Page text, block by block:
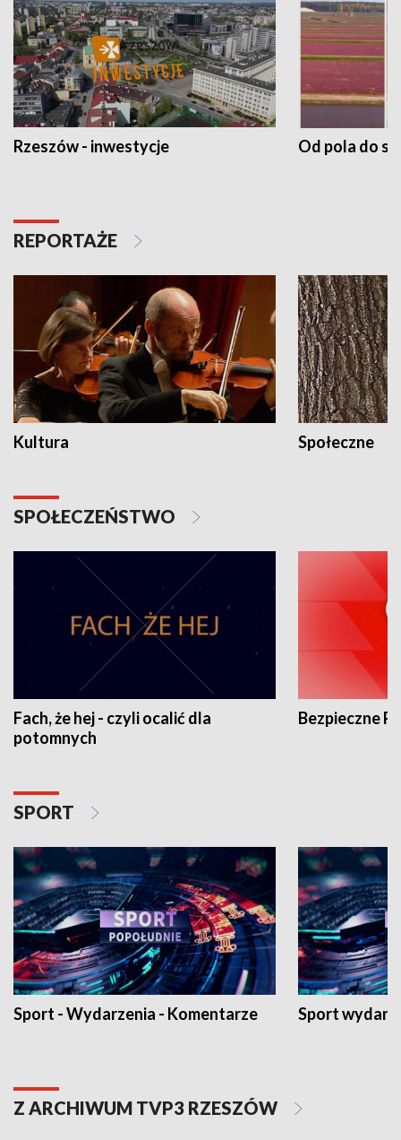
Rzeszów - inwestycje Od pola do
REPORTAŻE
Kultura Społeczne
SPOŁECZEŃSTWO
Fach, że hej - czyli ocalić dla
potomnych
Bezpieczne
SPORT
Sport - Wydarzenia - Komentarze Sport
Z ARCHIWUM TVP3 RZESZÓW